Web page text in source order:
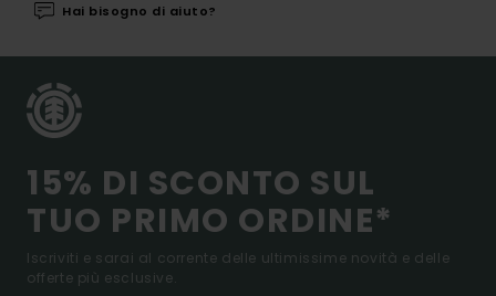
Hai bisogno di aiuto?
15% DI SCONTO SUL
TUO PRIMO ORDINE*
Iscriviti e sarai al corrente delle ultimissime novità e delle
offerte più esclusive.